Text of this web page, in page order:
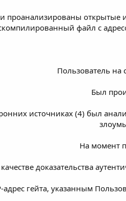
проанализированы открытые
файл с
Пользователь на
Был
источниках (4) был
На момент
доказательства
адрес гейта, указанным